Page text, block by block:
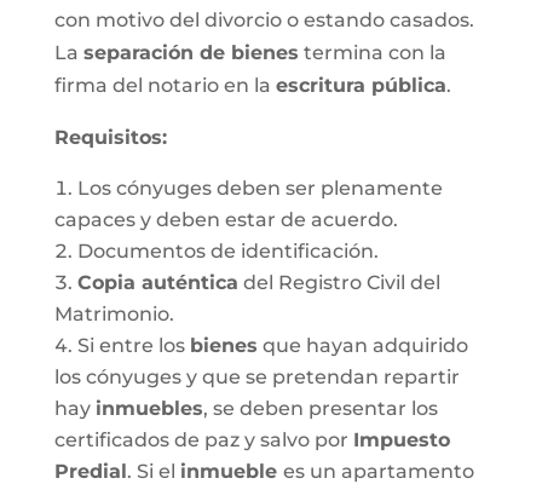
con motivo del divorcio o estando casados.
La separación de bienes termina con la
firma del notario en la escritura pública.
Requisitos:
Los cónyuges deben ser plenamente
capaces y deben estar de acuerdo.
Documentos de identificación.
Copia auténtica del Registro Civil del
Matrimonio.
Si entre los bienes que hayan adquirido
los cónyuges y que se pretendan repartir
hay inmuebles, se deben presentar los
certificados de paz y salvo por Impuesto
Predial. Si el inmueble es un apartamento